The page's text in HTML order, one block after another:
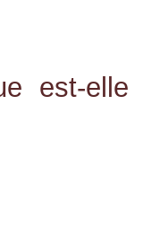
est-elle